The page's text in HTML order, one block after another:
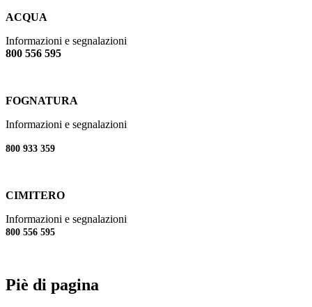
ACQUA
Informazioni e segnalazioni
800 556 595
FOGNATURA
Informazioni e segnalazioni
800 933 359
CIMITERO
Informazioni e segnalazioni
800 556 595
Piè di pagina